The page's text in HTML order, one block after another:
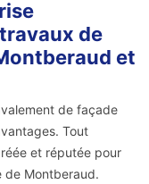
de
et
de façade
Tout
et réputée pour
de Montberaud.